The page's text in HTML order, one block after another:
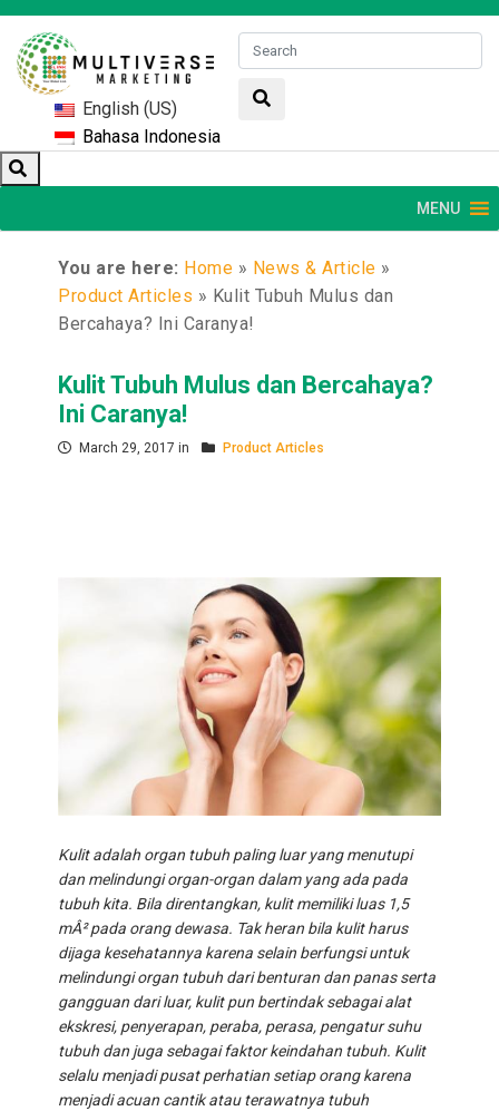
English (US)
Bahasa Indonesia
MENU
You are here: Home » News & Article »
Product Articles » Kulit Tubuh Mulus dan
Bercahaya? Ini Caranya!
Kulit Tubuh Mulus dan Bercahaya?
Ini Caranya!
March 29, 2017 in Product Articles
Kulit adalah organ tubuh paling luar yang menutupi
dan melindungi organ-organ dalam yang ada pada
tubuh kita. Bila direntangkan, kulit memiliki luas 1,5
mÂ² pada orang dewasa. Tak heran bila kulit harus
dijaga kesehatannya karena selain berfungsi untuk
melindungi organ tubuh dari benturan dan panas serta
gangguan dari luar, kulit pun bertindak sebagai alat
ekskresi, penyerapan, peraba, perasa, pengatur suhu
tubuh dan juga sebagai faktor keindahan tubuh. Kulit
selalu menjadi pusat perhatian setiap orang karena
menjadi acuan cantik atau terawatnya tubuh